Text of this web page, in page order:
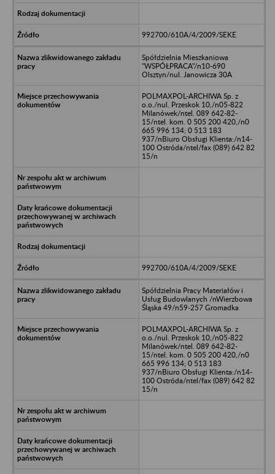
992700/610A/4/2009/SEKE
Spółdzielnia Mieszkaniowa
"WSPÓŁPRACA"/n10-690
Olsztyn/nul. Janowicza 30A
POLMAXPOL-ARCHIWA Sp. z
o.o./nul. Przeskok 10,/n05-822
Milanówek/ntel. 089 642-82-
15/ntel. kom. 0 505 200 420,/n0
665 996 134; 0 513 183
937/nBiuro Obsługi Klienta:/n14-
100 Ostróda/ntel/fax (089) 642 82
15/n
992700/610A/4/2009/SEKE
Spółdzielnia Pracy Materiałów i
Usług Budowlanych /nWierzbowa
Śląska 49/n59-257 Gromadka
POLMAXPOL-ARCHIWA Sp. z
o.o./nul. Przeskok 10,/n05-822
Milanówek/ntel. 089 642-82-
15/ntel. kom. 0 505 200 420,/n0
665 996 134; 0 513 183
937/nBiuro Obsługi Klienta:/n14-
100 Ostróda/ntel/fax (089) 642 82
15/n